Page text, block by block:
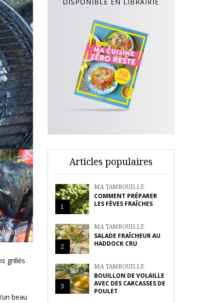
grillés
beau
Articles populaires
1
MA TAMBOUILLE
COMMENT PRÉPARER
LES FÈVES FRAÎCHES
2
MA TAMBOUILLE
SALADE FRAÎCHEUR AU
HADDOCK CRU
3
MA TAMBOUILLE
BOUILLON DE VOLAILLE
AVEC DES CARCASSES DE
POULET